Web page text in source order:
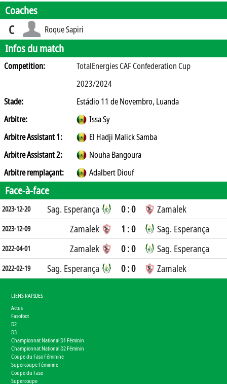
Coaches
C Roque Sapiri
Infos du match
Competition:
TotalEnergies CAF Confederation Cup
2023/2024
Stade:
Estádio 11 de Novembro, Luanda
Arbitre:
Issa Sy
Arbitre Assistant 1:
El Hadji Malick Samba
Arbitre Assistant 2:
Nouha Bangoura
Arbitre remplaçant:
Adalbert Diouf
Face-à-face
2023-12-20 Sag. Esperança 0 : 0 Zamalek
2023-12-09 Zamalek 1 : 0 Sag. Esperança
2022-04-01 Zamalek 0 : 0 Sag. Esperança
2022-02-19 Sag. Esperança 0 : 0 Zamalek
LIENS RAPIDES
Actus
Fasofoot
D2
D3
Championnat National D1 Féminin
Championnat National D2 Féminin
Coupe du Faso Féminine
Supercoupe Féminine
Coupe du Faso
Supercoupe